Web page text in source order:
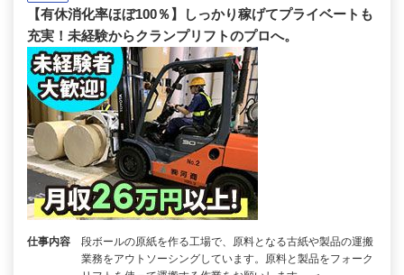
【有休消化率ほぼ100％】しっかり稼げてプライベートも
充実！未経験からクランプリフトのプロへ。
仕事内容
段ボールの原紙を作る工場で、原料となる古紙や製品の運搬
業務をアウトソーシングしています。原料と製品をフォーク